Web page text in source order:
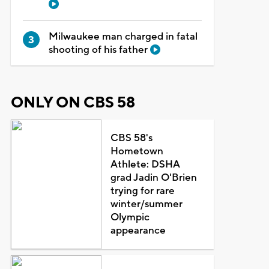
Milwaukee man charged in fatal
shooting of his father
ONLY ON CBS 58
CBS 58's
Hometown
Athlete: DSHA
grad Jadin O'Brien
trying for rare
winter/summer
Olympic
appearance